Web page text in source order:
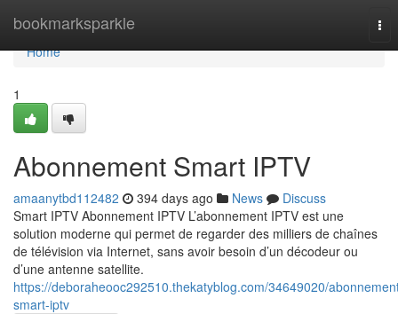
bookmarksparkle
Home
Home
1
Abonnement Smart IPTV
amaanytbd112482 394 days ago News
Discuss
Smart IPTV Abonnement IPTV L’abonnement IPTV est une
solution moderne qui permet de regarder des milliers de chaînes
de télévision via Internet, sans avoir besoin d’un décodeur ou
d’une antenne satellite.
https://deboraheooc292510.thekatyblog.com/34649020/
smart-iptv